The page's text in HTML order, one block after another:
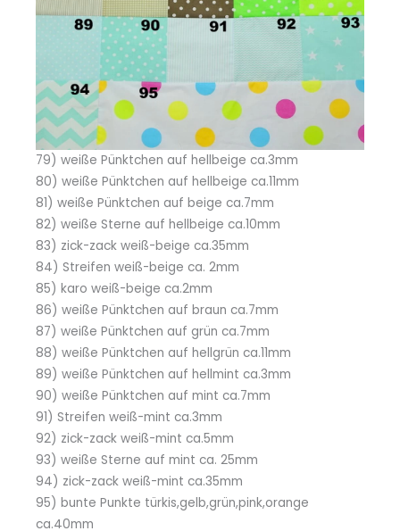
79) weiße Pünktchen auf hellbeige ca.3mm
80) weiße Pünktchen auf hellbeige ca.11mm
81) weiße Pünktchen auf beige ca.7mm
82) weiße Sterne auf hellbeige ca.10mm
83) zick-zack weiß-beige ca.35mm
84) Streifen weiß-beige ca. 2mm
85) karo weiß-beige ca.2mm
86) weiße Pünktchen auf braun ca.7mm
87) weiße Pünktchen auf grün ca.7mm
88) weiße Pünktchen auf hellgrün ca.11mm
89) weiße Pünktchen auf hellmint ca.3mm
90) weiße Pünktchen auf mint ca.7mm
91) Streifen weiß-mint ca.3mm
92) zick-zack weiß-mint ca.5mm
93) weiße Sterne auf mint ca. 25mm
94) zick-zack weiß-mint ca.35mm
95) bunte Punkte türkis,gelb,grün,pink,orange
ca.40mm